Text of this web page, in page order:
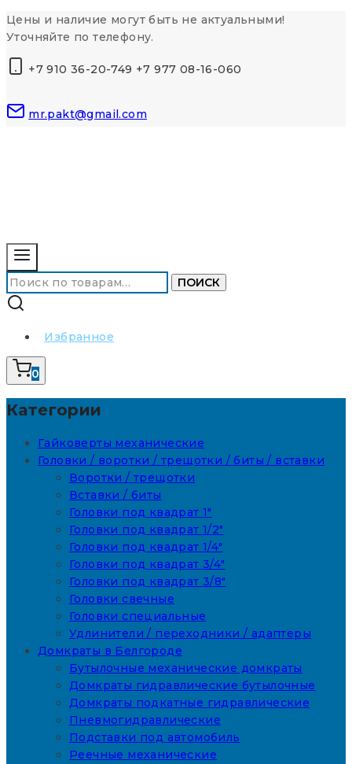
Перейти
к
Цены и наличие могут быть не актуальными!
Уточняйте по телефону.
+7 910 36-20-749 +7 977 08-16-060
mr.pakt@gmail.com
Искать: ПОИСК
Избранное
0
Категории
Гайковерты механические
Головки / воротки / трещотки / биты / вставки
Воротки / трещотки
Вставки / биты
Головки под квадрат 1"
Головки под квадрат 1/2"
Головки под квадрат 1/4"
Головки под квадрат 3/4"
Головки под квадрат 3/8"
Головки свечные
Головки специальные
Удлинители / переходники / адаптеры
Домкраты в Белгороде
Бутылочные механические домкраты
Домкраты гидравлические бутылочные
Домкраты подкатные гидравлические
Пневмогидравлические
Подставки под автомобиль
Реечные механические